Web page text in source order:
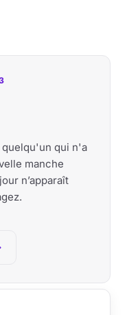
quelqu'un qui n'a
manche
n’apparaît